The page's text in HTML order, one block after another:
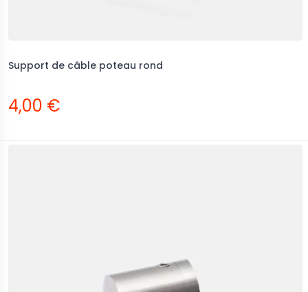
Support de câble poteau rond
4,00 €